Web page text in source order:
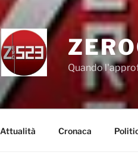
Quando
Attualità Cronaca